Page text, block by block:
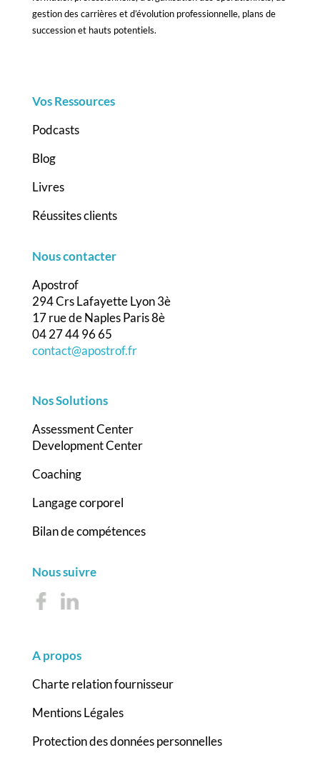
gestion des carrières et d’évolution professionnelle, plans de
succession et hauts potentiels.
Vos Ressources
Podcasts
Blog
Livres
Réussites clients
Nous contacter
Apostrof
294 Crs Lafayette Lyon 3è
17 rue de Naples Paris 8è
04 27 44 96 65
contact@apostrof.fr
Nos Solutions
Assessment Center
Development Center
Coaching
Langage corporel
Bilan de compétences
Nous suivre
A propos
Charte relation fournisseur
Mentions Légales
Protection des données personnelles